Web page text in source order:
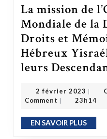
La mission de
Mondiale de la
Droits et
Hébreux
leurs
2 février 2023 |
Comment | 23h14
EN SAVOIR PLUSEN SAVOIR PLUS